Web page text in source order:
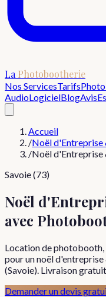
La Photobootherie
Nos ServicesTarifs
AudioLogicielBlogAvis
Accueil
/Noël d'Entreprise
/Noël
Savoie (73)
Noël
avec
Location de
pour un noël
(Savoie). Livraison
Demander un devis